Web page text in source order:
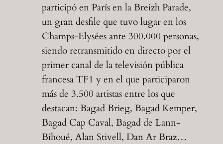
participó en París en la Breizh Parade,
un gran desfile que tuvo lugar en los
Champs-Elysées ante 300.000 personas,
siendo retransmitido en directo por el
primer canal de la televisión pública
francesa TF1 y en el que participaron
más de 3.500 artistas entre los que
destacan: Bagad Brieg, Bagad Kemper,
Bagad Cap Caval, Bagad de Lann-
Bihoué, Alan Stivell, Dan Ar Braz…